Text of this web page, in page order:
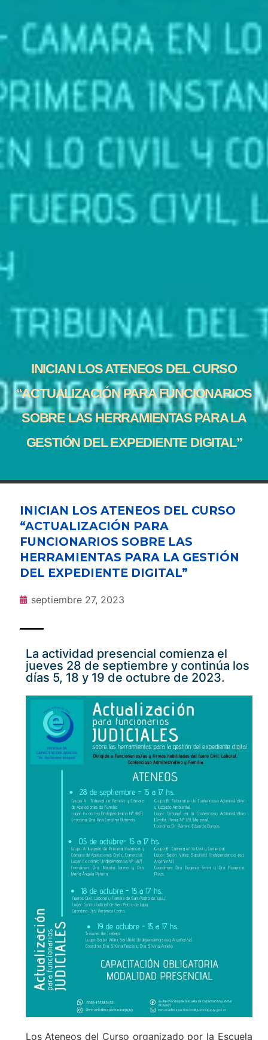
INICIAN LOS ATENEOS DEL CURSO
“ACTUALIZACIÓN PARA FUNCIONARIOS
SOBRE LAS HERRAMIENTAS PARA LA
GESTIÓN DEL EXPEDIENTE DIGITAL”
INICIAN LOS ATENEOS DEL CURSO
“ACTUALIZACIÓN PARA
FUNCIONARIOS SOBRE LAS
HERRAMIENTAS PARA LA GESTIÓN
DEL EXPEDIENTE DIGITAL”
septiembre 27, 2023
La actividad presencial comienza el
jueves 28 de septiembre y continúa los
días 5, 18 y 19 de octubre de 2023.
Los Ateneos del Curso organizado por la Escuela